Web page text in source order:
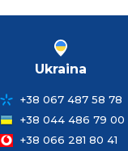
Ukraina
+38 067 487 58 78
+38 044 486 79 00
+38 066 281 80 41